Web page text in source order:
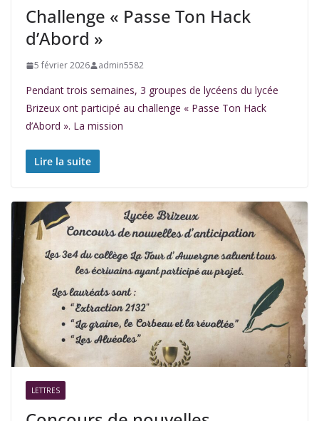
Challenge « Passe Ton Hack
d’Abord »
5 février 2026 admin5582
Pendant trois semaines, 3 groupes de lycéens du lycée
Brizeux ont participé au challenge « Passe Ton Hack
d’Abord ». La mission
Lire la suite
LETTRES